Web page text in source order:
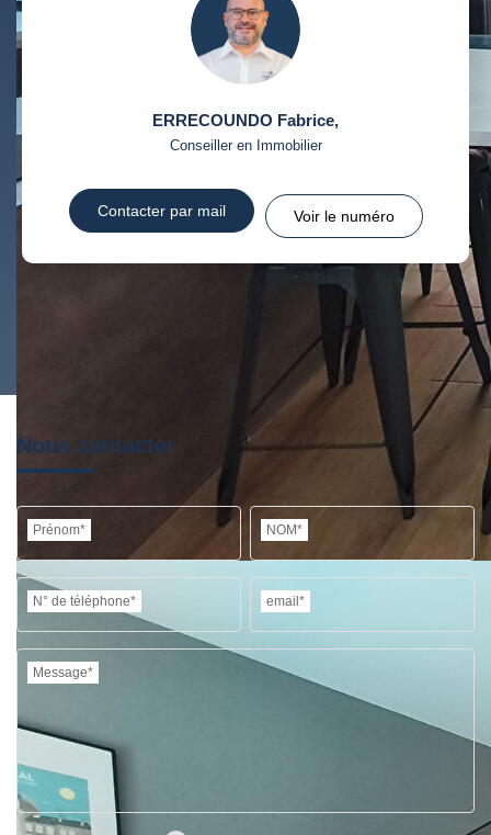
ERRECOUNDO Fabrice,
Conseiller en Immobilier
Contacter par mail Voir le numéro
Nous contacter
Prénom* NOM*
N° de téléphone* email*
Message*